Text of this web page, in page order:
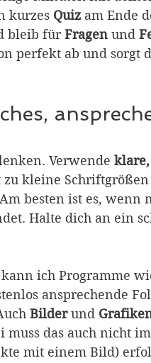
kurzes Quiz am Ende
bleib für Fragen und
perfekt ab und sorgt
Verwende
kleine
besten ist es, wenn
Halte dich an ein
ich Programme
ansprechende
Bilder und
muss das auch nicht
mit einem Bild)